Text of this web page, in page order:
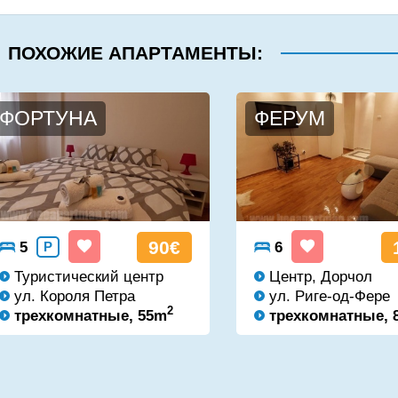
ПОХОЖИЕ АПАРТАМЕНТЫ:
ФОРТУНА
5 P 90€
Туристический центр
ул. Короля Петра
трехкомнатные, 55m2
ФЕРУМ
6
Центр, Дорчол
ул. Риге-од-Фере
трехкомнатные,